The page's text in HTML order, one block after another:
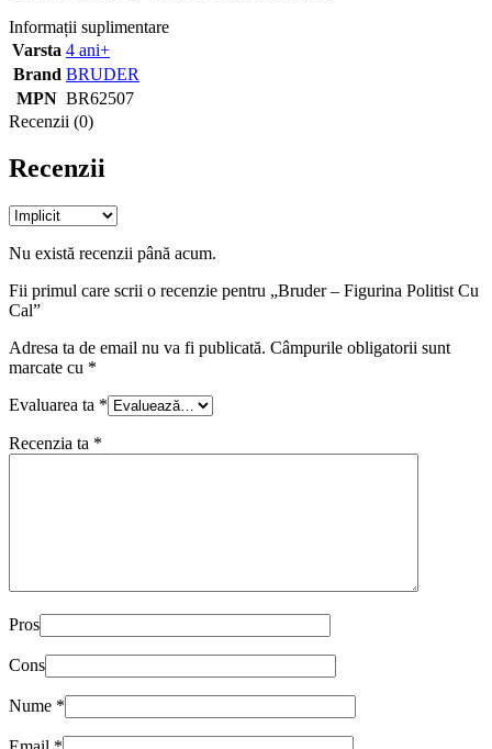
Informații suplimentare
Varsta 4 ani+
Brand BRUDER
MPN BR62507
Recenzii (0)
Recenzii
Nu există recenzii până acum.
Fii primul care scrii o recenzie pentru „Bruder – Figurina Politist Cu
Cal”
Adresa ta de email nu va fi publicată. Câmpurile obligatorii sunt
marcate cu *
Evaluarea ta *
Recenzia ta *
Pros
Cons
Nume *